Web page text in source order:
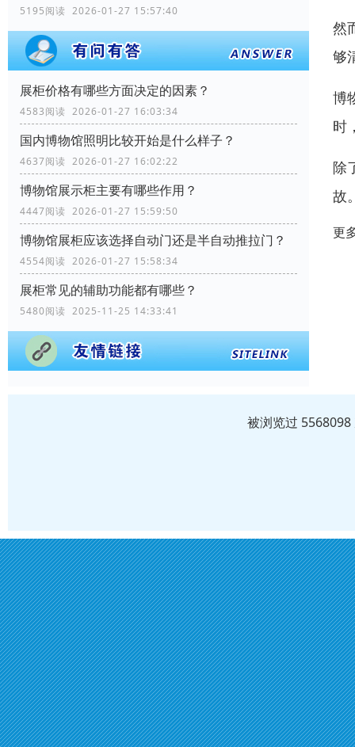
5195阅读 2026-01-27 15:57:40
展柜价格有哪些方面决定的因素？
4583阅读 2026-01-27 16:03:34
国内博物馆照明比较开始是什么样子？
4637阅读 2026-01-27 16:02:22
博物馆展示柜主要有哪些作用？
4447阅读 2026-01-27 15:59:50
博物馆展柜应该选择自动门还是半自动推拉门？
4554阅读 2026-01-27 15:58:34
展柜常见的辅助功能都有哪些？
5480阅读 2025-11-25 14:33:41
然
够
博
时
除
故
更
被浏览过